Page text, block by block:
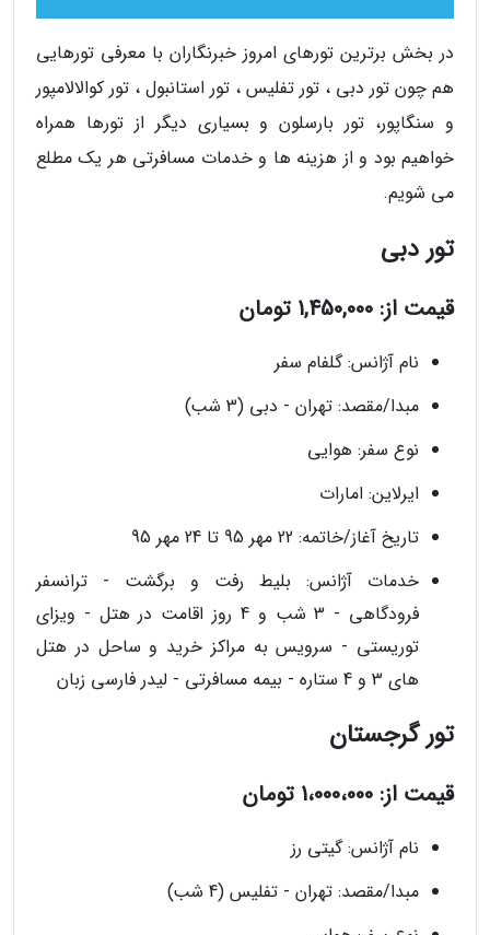
در بخش برترین تورهای امروز خبرنگاران با معرفی تورهایی
هم چون تور دبی ، تور تفلیس ، تور استانبول ، تور کوالالامپور
و سنگاپور، تور بارسلون و بسیاری دیگر از تورها همراه
خواهیم بود و از هزینه ها و خدمات مسافرتی هر یک مطلع
می شویم.
تور دبی
قیمت از: 1,450,000 تومان
نام آژانس: گلفام سفر
مبدا/مقصد: تهران - دبی (3 شب)
نوع سفر: هوایی
ایرلاین: امارات
تاریخ آغاز/خاتمه: 22 مهر 95 تا 24 مهر 95
خدمات آژانس: بلیط رفت و برگشت - ترانسفر
فرودگاهی - 3 شب و 4 روز اقامت در هتل - ویزای
توریستی - سرویس به مراکز خرید و ساحل در هتل
های 3 و 4 ستاره - بیمه مسافرتی - لیدر فارسی زبان
تور گرجستان
قیمت از: 1،000،000 تومان
نام آژانس: گیتی رز
مبدا/مقصد: تهران - تفلیس (4 شب)